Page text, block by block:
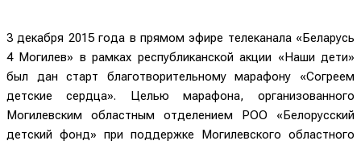
3 декабря 2015 года в прямом эфире телеканала «Беларусь
4 Могилев» в рамках республиканской акции «Наши дети»
был дан старт благотворительному марафону «Согреем
детские сердца». Целью марафона, организованного
Могилевским областным отделением РОО «Белорусский
детский фонд» при поддержке Могилевского областного